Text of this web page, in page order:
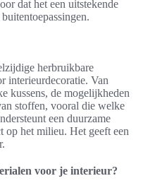
dat het een uitstekende
herbruikbare
interieurdecoratie. Van
kussens, de mogelijkheden
stoffen, vooral die welke
een duurzame
op het milieu. Het geeft een
voor je interieur?